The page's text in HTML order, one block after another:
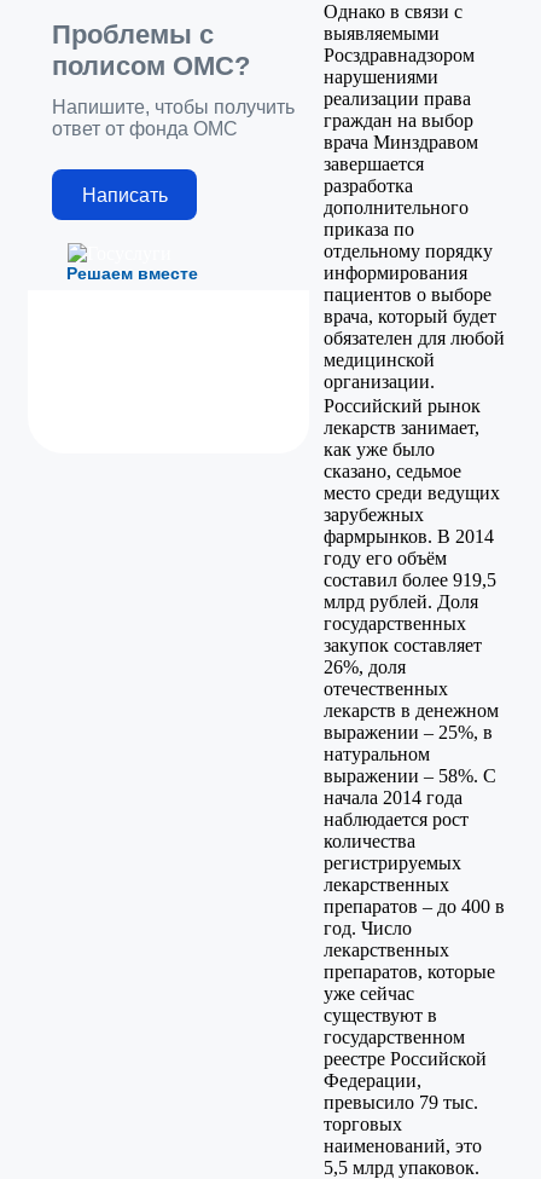
Решаем вместе
Проблемы с
полисом ОМС?
Напишите, чтобы получить
ответ от фонда ОМС
Написать
Однако в связи с
выявляемыми
Росздравнадзором
нарушениями
реализации права
граждан на выбор
врача Минздравом
завершается
разработка
дополнительного
приказа по
отдельному порядку
информирования
пациентов о выборе
врача, который будет
обязателен для любой
медицинской
организации.
Российский рынок
лекарств занимает,
как уже было
сказано, седьмое
место среди ведущих
зарубежных
фармрынков. В 2014
году его объём
составил более 919,5
млрд рублей. Доля
государственных
закупок составляет
26%, доля
отечественных
лекарств в денежном
выражении – 25%, в
натуральном
выражении – 58%. С
начала 2014 года
наблюдается рост
количества
регистрируемых
лекарственных
препаратов – до 400 в
год. Число
лекарственных
препаратов, которые
уже сейчас
существуют в
государственном
реестре Российской
Федерации,
превысило 79 тыс.
торговых
наименований, это
5,5 млрд упаковок.